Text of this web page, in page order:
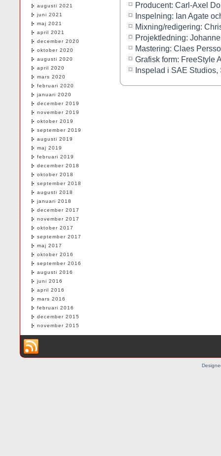
augusti 2021
juni 2021
maj 2021
april 2021
december 2020
oktober 2020
augusti 2020
april 2020
mars 2020
februari 2020
januari 2020
december 2019
november 2019
oktober 2019
september 2019
augusti 2019
maj 2019
februari 2019
december 2018
oktober 2018
september 2018
augusti 2018
januari 2018
december 2017
november 2017
oktober 2017
september 2017
maj 2017
oktober 2016
september 2016
augusti 2016
juni 2016
april 2016
mars 2016
februari 2016
december 2015
november 2015
Producent: Carl-Axel
Inspelning: Ian Agate
Mixning/redigering:
Projektledning:
Mastering: Claes
Grafisk form: FreeStyle
Inspelad i SAE